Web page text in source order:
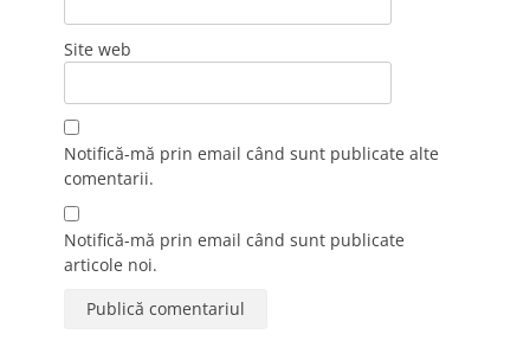
Site web
Notifică-mă prin email când sunt publicate alte
comentarii.
Notifică-mă prin email când sunt publicate
articole noi.